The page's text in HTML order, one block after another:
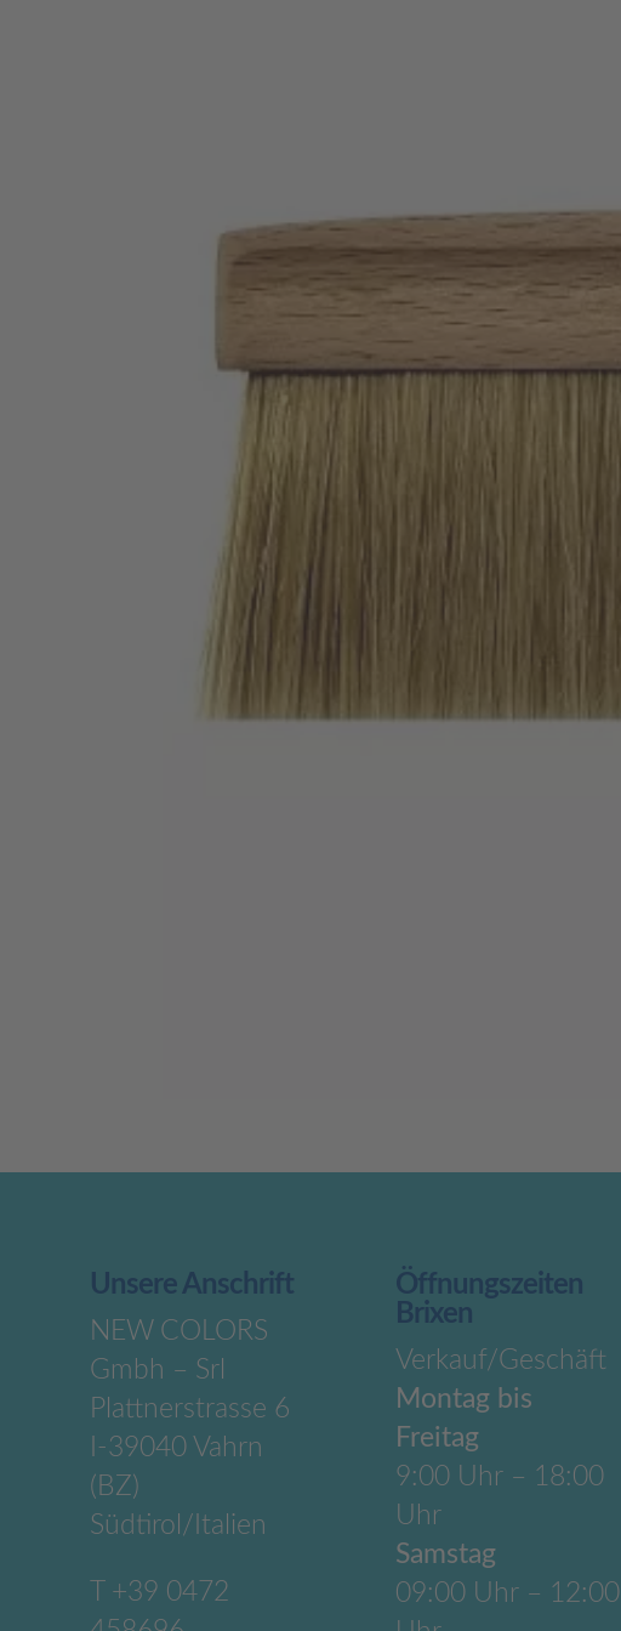
Unsere Anschrift
NEW COLORS
Gmbh – Srl
Plattnerstrasse 6
I-39040 Vahrn
(BZ)
Südtirol/Italien
+39 0472
Öffnungszeiten
Brixen
Verkauf/Geschäft
Montag bis
Freitag
9:00 Uhr – 18:00
Uhr
Samstag
09:00 Uhr – 12:00